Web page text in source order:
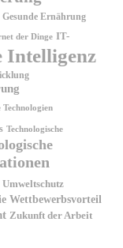
Gesunde Ernährung
der Dinge IT-
Intelligenz
Technologien
Technologische
Umweltschutz
Wettbewerbsvorteil
Zukunft der Arbeit